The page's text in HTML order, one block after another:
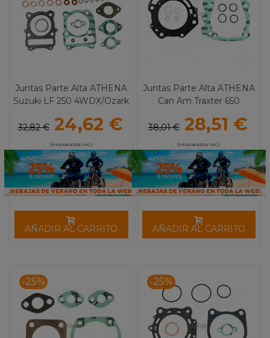
Juntas Parte Alta ATHENA
Suzuki LF 250 4WDX/Ozark
32,82 € 24,62 €
(impuestos inc.)
AÑADIR AL CARRITO
Juntas Parte Alta ATHENA
Can Am Traxter 650
38,01 € 28,51 €
(impuestos inc.)
AÑADIR AL CARRITO
-25% -25%